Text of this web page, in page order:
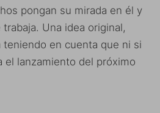
pongan su mirada en él y
Una idea original,
teniendo en cuenta que ni si
el lanzamiento del próximo